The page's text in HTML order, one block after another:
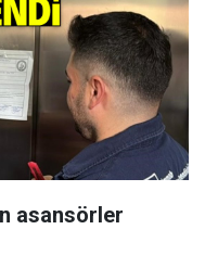
asansörler